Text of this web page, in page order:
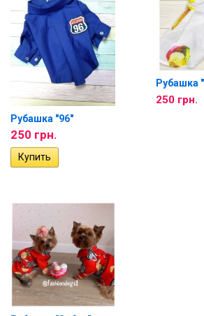
Рубашка "96"
250 грн.
Рубашка
250 грн.